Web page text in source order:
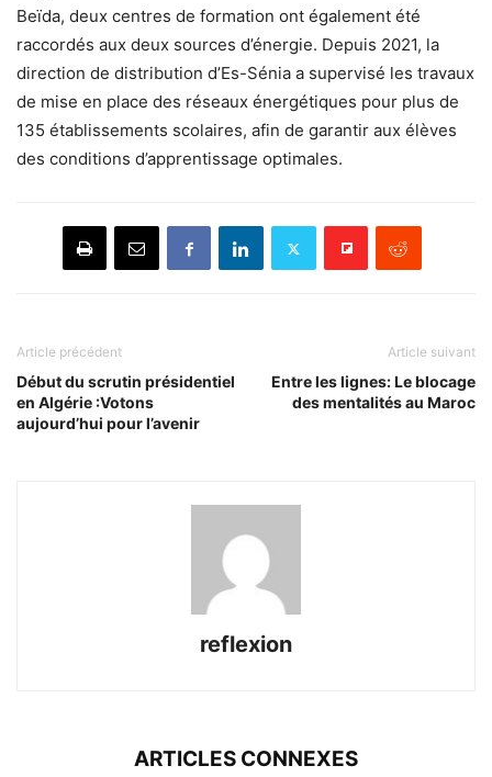
Beïda, deux centres de formation ont également été
raccordés aux deux sources d’énergie. Depuis 2021, la
direction de distribution d’Es-Sénia a supervisé les travaux
de mise en place des réseaux énergétiques pour plus de
135 établissements scolaires, afin de garantir aux élèves
des conditions d’apprentissage optimales.
Article précédent
Début du scrutin présidentiel
en Algérie :Votons
aujourd’hui pour l’avenir
Article suivant
Entre les lignes: Le blocage
des mentalités au Maroc
reflexion
ARTICLES CONNEXES